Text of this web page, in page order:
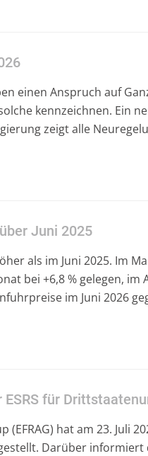
einen Anspruch auf
kennzeichnen. Ein
zeigt alle
Juni 2025
als im Juni 2025. Im
bei +6,8 % gelegen, im
im Juni 2026
für
hat am 23. Juli
Darüber informiert